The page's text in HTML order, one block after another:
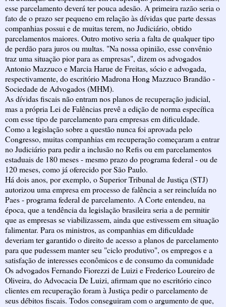
esse parcelamento deverá ter pouca adesão. A primeira razão seria o
fato de o prazo ser pequeno em relação às dívidas que parte dessas
companhias possui e de muitas terem, no Judiciário, obtido
parcelamentos maiores. Outro motivo seria a falta de qualquer tipo
de perdão para juros ou multas. "Na nossa opinião, esse convênio
traz uma situação pior para as empresas", dizem os advogados
Antonio Mazzuco e Marcia Harue de Freitas, sócio e advogada,
respectivamente, do escritório Madrona Hong Mazzuco Brandão -
Sociedade de Advogados (MHM).
As dívidas fiscais não entram nos planos de recuperação judicial,
mas a própria Lei de Falências prevê a edição de norma específica
com esse tipo de parcelamento para empresas em dificuldade.
Como a legislação sobre a questão nunca foi aprovada pelo
Congresso, muitas companhias em recuperação começaram a entrar
no Judiciário para pedir a inclusão no Refis ou em parcelamentos
estaduais de 180 meses - mesmo prazo do programa federal - ou de
120 meses, como já oferecido por São Paulo.
Há dois anos, por exemplo, o Superior Tribunal de Justiça (STJ)
autorizou uma empresa em processo de falência a ser reincluída no
Paes - programa federal de parcelamento. A Corte entendeu, na
época, que a tendência da legislação brasileira seria a de permitir
que as empresas se viabilizassem, ainda que estivessem em situação
falimentar. Para os ministros, as companhias em dificuldade
deveriam ter garantido o direito de acesso a planos de parcelamento
para que pudessem manter seu "ciclo produtivo", os empregos e a
satisfação de interesses econômicos e de consumo da comunidade
Os advogados Fernando Fiorezzi de Luizi e Frederico Loureiro de
Oliveira, do Advocacia De Luizi, afirmam que no escritório cinco
clientes em recuperação foram à Justiça pedir o parcelamento de
seus débitos fiscais. Todos conseguiram com o argumento de que,